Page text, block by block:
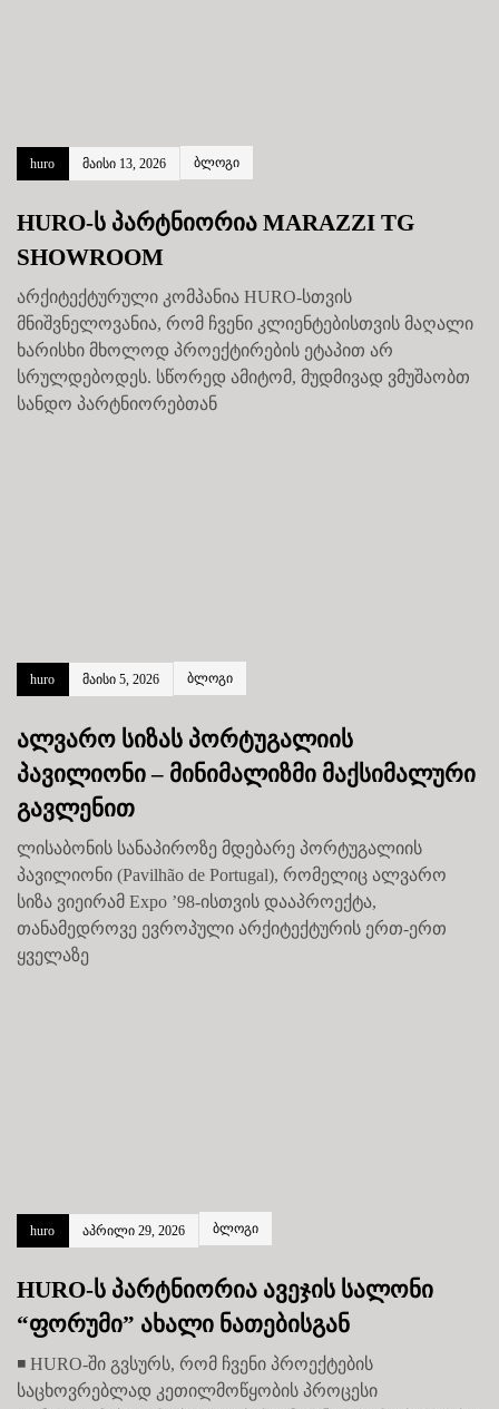
huro მაისი 13, 2026 ბლოგი
HURO-ს პარტნიორია MARAZZI TG
SHOWROOM
არქიტექტურული კომპანია HURO-სთვის
მნიშვნელოვანია, რომ ჩვენი კლიენტებისთვის მაღალი
ხარისხი მხოლოდ პროექტირების ეტაპით არ
სრულდებოდეს. სწორედ ამიტომ, მუდმივად ვმუშაობთ
სანდო პარტნიორებთან
huro მაისი 5, 2026 ბლოგი
ალვარო სიზას პორტუგალიის
პავილიონი – მინიმალიზმი მაქსიმალური
გავლენით
ლისაბონის სანაპიროზე მდებარე პორტუგალიის
პავილიონი (Pavilhão de Portugal), რომელიც ალვარო
სიზა ვიეირამ Expo ’98-ისთვის დააპროექტა,
თანამედროვე ევროპული არქიტექტურის ერთ-ერთ
ყველაზე
huro აპრილი 29, 2026 ბლოგი
HURO-ს პარტნიორია ავეჯის სალონი
“ფორუმი” ახალი ნათებისგან
◾ HURO-ში გვსურს, რომ ჩვენი პროექტების
საცხოვრებლად კეთილმოწყობის პროცესი